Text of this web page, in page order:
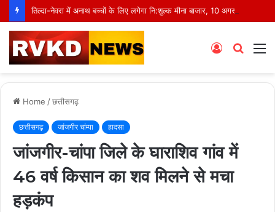
Search
Log
Home /छत्तीसगढ़
छत्तीसगढ़ जांजगीर चांम्पा हादसा
जांजगीर-चांपा जिले के घाराशिव गांव में
46 वर्ष किसान का शव मिलने से मचा
हड़कंप